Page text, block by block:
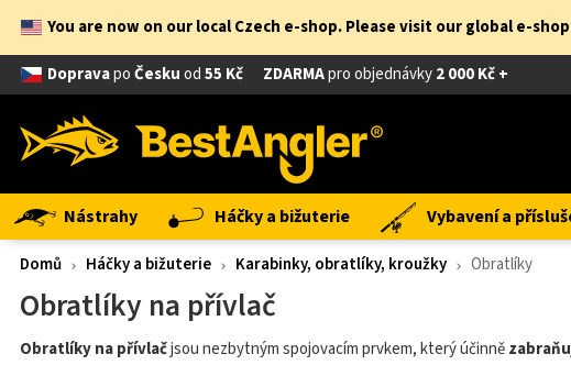
You are now on our local Czech e-shop. Please visit our global e-shop
DopravapoČeskuod55 Kč ZDARMApro objednávky2 000 Kč +
Nástrahy Háčky a bižuterie Vybavení a
Domů Háčky a bižuterie Karabinky, obratlíky, kroužky Obratlíky
Obratlíky na přívlač
Obratlíky na přívlačjsou nezbytným spojovacím prvkem, který účinně